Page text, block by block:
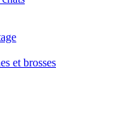
et brosses